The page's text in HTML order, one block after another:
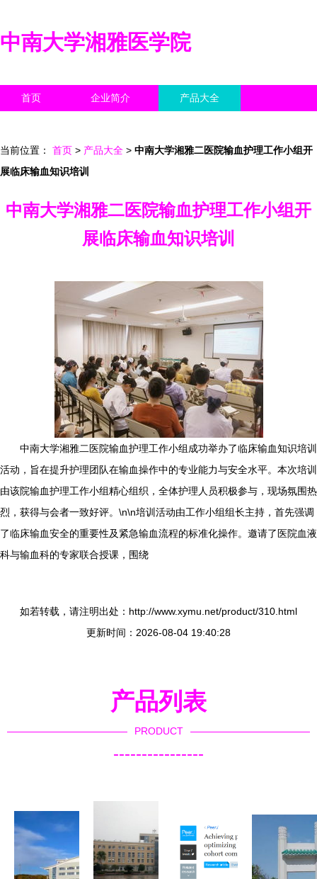
中南大学湘雅医学院
首页 企业简介 产品大全
当前位置： 首页 > 产品大全 > 中南大学湘雅二医院输血护理工作小组开
展临床输血知识培训
中南大学湘雅二医院输血护理工作小组开
展临床输血知识培训
中南大学湘雅二医院输血护理工作小组成功举办了临床输血知识培训
活动，旨在提升护理团队在输血操作中的专业能力与安全水平。本次培训
由该院输血护理工作小组精心组织，全体护理人员积极参与，现场氛围热
烈，获得与会者一致好评。\n\n培训活动由工作小组组长主持，首先强调
了临床输血安全的重要性及紧急输血流程的标准化操作。邀请了医院血液
科与输血科的专家联合授课，围绕
如若转载，请注明出处：http://www.xymu.net/product/310.html
更新时间：2026-08-04 19:40:28
产品列表
PRODUCT
----------------